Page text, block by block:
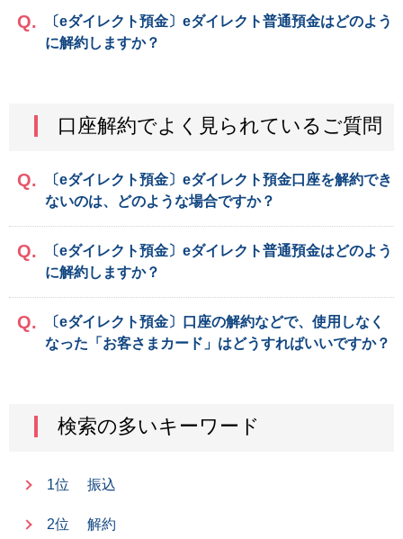
〔eダイレクト預金〕eダイレクト普通預金はどのよう
に解約しますか？
口座解約でよく見られているご質問
〔eダイレクト預金〕eダイレクト預金口座を解約でき
ないのは、どのような場合ですか？
〔eダイレクト預金〕eダイレクト普通預金はどのよう
に解約しますか？
〔eダイレクト預金〕口座の解約などで、使用しなく
なった「お客さまカード」はどうすればいいですか？
検索の多いキーワード
1位 振込
2位 解約